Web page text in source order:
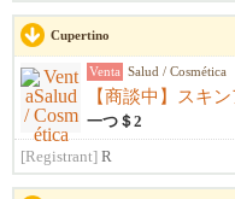
Cupertino
Venta Salud / Cosmética
【商談中】スキ
一つ＄2
[Registrant] R